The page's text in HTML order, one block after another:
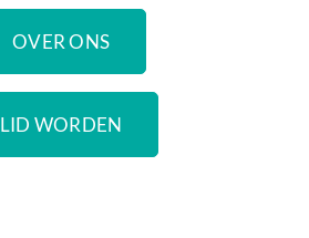
OVER ONS
LID WORDEN